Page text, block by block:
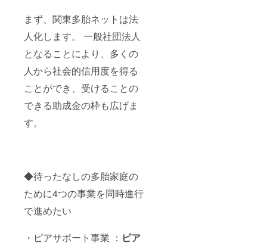
まず、関東多胎ネットは法
人化します。 一般社団法人
となることにより、多くの
人から社会的信用度を得る
ことができ、受けることの
できる助成金の枠も広げま
す。
◆待ったなしの多胎家庭の
ために4つの事業を同時進行
で進めたい
・ピアサポート事業 ： ピア